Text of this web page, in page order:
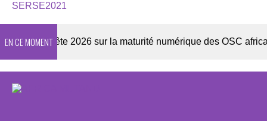
SERSE2021
EN CE MOMENT
Enquête 2026 sur la maturité numérique des OSC africaines